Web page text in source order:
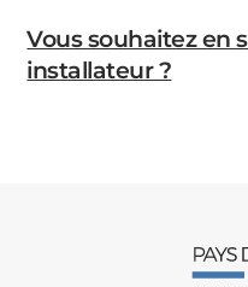
Vous souhaitez en
installateur ?